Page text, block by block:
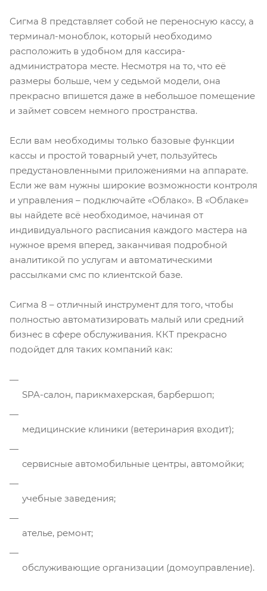
Сигма 8 представляет собой не переносную кассу, а
терминал-моноблок, который необходимо
расположить в удобном для кассира-
администратора месте. Несмотря на то, что её
размеры больше, чем у седьмой модели, она
прекрасно впишется даже в небольшое помещение
и займет совсем немного пространства.
Если вам необходимы только базовые функции
кассы и простой товарный учет, пользуйтесь
предустановленными приложениями на аппарате.
Если же вам нужны широкие возможности контроля
и управления – подключайте «Облако». В «Облаке»
вы найдете всё необходимое, начиная от
индивидуального расписания каждого мастера на
нужное время вперед, заканчивая подробной
аналитикой по услугам и автоматическими
рассылками смс по клиентской базе.
Сигма 8 – отличный инструмент для того, чтобы
полностью автоматизировать малый или средний
бизнес в сфере обслуживания. ККТ прекрасно
подойдет для таких компаний как:
SPA-салон, парикмахерская, барбершоп;
медицинские клиники (ветеринария входит);
сервисные автомобильные центры, автомойки;
учебные заведения;
ателье, ремонт;
обслуживающие организации (домоуправление).